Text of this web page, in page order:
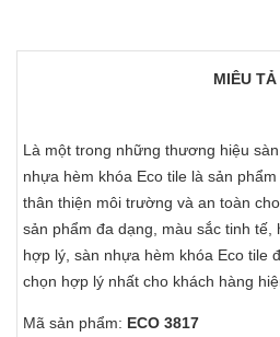
MIÊU TẢ
Là một trong những thương hiệu
nhựa hèm khóa Eco tile là sản
thân thiện môi trường và an toàn
sản phẩm đa dạng, màu sắc tinh tế,
hợp lý, sàn nhựa hèm khóa Eco tile
chọn hợp lý nhất cho khách hàng
Mã sản phẩm: ECO 3817